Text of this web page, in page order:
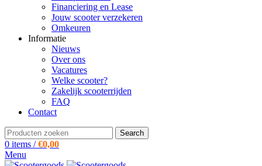
Financiering en Lease
Jouw scooter verzekeren
Omkeuren
Informatie
Nieuws
Over ons
Vacatures
Welke scooter?
Zakelijk scooterrijden
FAQ
Contact
Search
0 items / €0,00
Menu